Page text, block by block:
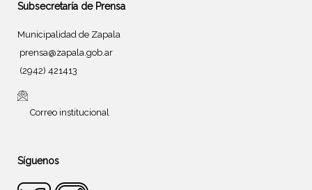
Subsecretaría de Prensa
Municipalidad de Zapala
prensa@zapala.gob.ar
(2942) 421413
Correo institucional
Síguenos